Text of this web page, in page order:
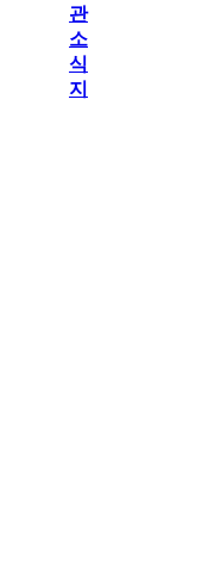
관
소
식
지